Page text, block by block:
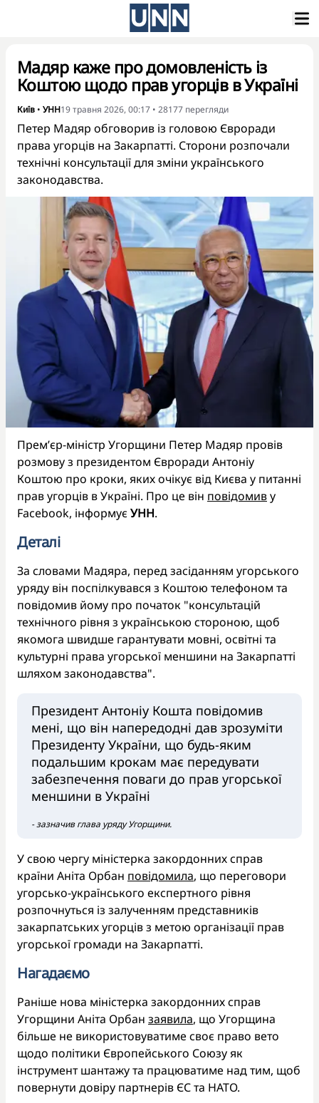
Мадяр каже про домовленість із
Коштою щодо прав угорців в Україні
Київ • УНН19 травня 2026, 00:17 • 28177 перегляди
Петер Мадяр обговорив із головою Євроради
права угорців на Закарпатті. Сторони розпочали
технічні консультації для зміни українського
законодавства.
Прем’єр-міністр Угорщини Петер Мадяр провів
розмову з президентом Євроради Антоніу
Коштою про кроки, яких очікує від Києва у питанні
прав угорців в Україні. Про це він повідомиву
Facebook, інформує УНН.
Деталі
За словами Мадяра, перед засіданням угорського
уряду він поспілкувався з Коштою телефоном та
повідомив йому про початок "консультацій
технічного рівня з українською стороною, щоб
якомога швидше гарантувати мовні, освітні та
культурні права угорської меншини на Закарпатті
шляхом законодавства".
Президент Антоніу Кошта повідомив
мені, що він напередодні дав зрозуміти
Президенту України, що будь-яким
подальшим крокам має передувати
забезпечення поваги до прав угорської
меншини в Україні
- зазначив глава уряду Угорщини.
У свою чергу міністерка закордонних справ
країни Аніта Орбан повідомила, що переговори
угорсько-українського експертного рівня
розпочнуться із залученням представників
закарпатських угорців з метою організації прав
угорської громади на Закарпатті.
Нагадаємо
Раніше нова міністерка закордонних справ
Угорщини Аніта Орбан заявила, що Угорщина
більше не використовуватиме своє право вето
щодо політики Європейського Союзу як
інструмент шантажу та працюватиме над тим, щоб
повернути довіру партнерів ЄС та НАТО.